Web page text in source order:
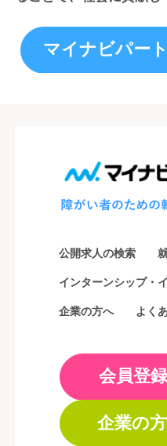
マイナビパー
公開求人の検索
インターンシップ・
企業の方へ よく
会員登
企業の